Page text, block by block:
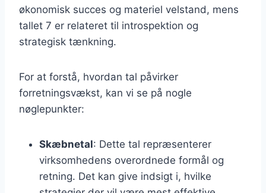
økonomisk succes og materiel velstand, mens
tallet 7 er relateret til introspektion og
strategisk tænkning.
For at forstå, hvordan tal påvirker
forretningsvækst, kan vi se på nogle
nøglepunkter:
Skæbnetal: Dette tal repræsenterer
virksomhedens overordnede formål og
retning. Det kan give indsigt i, hvilke